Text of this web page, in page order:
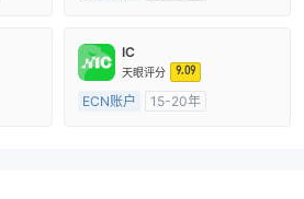
主标MT4
IC
天眼评分 9.09
ECN账户
15-20年